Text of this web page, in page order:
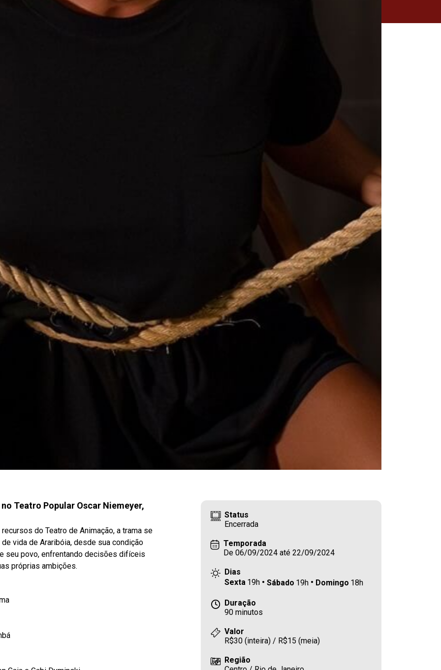
Teatro Popular Oscar Niemeyer,
do Teatro de Animação, a trama se
vida de Araribóia, desde sua condição
seu povo, enfrentando decisões difíceis
próprias ambições.
Status
Encerrada
Temporada
De 06/09/2024 até 22/09/2024
Dias
Sexta 19h Sábado 19h Domingo 18h
Duração
90 minutos
Valor
R$30 (inteira) / R$15 (meia)
Região